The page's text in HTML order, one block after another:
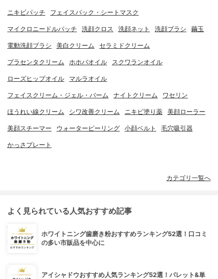
ニキビパッチ フェイスパック・シートマスク
マイクロニードルパッチ 洗顔クロス 洗顔ネット 洗顔ブラシ 繭玉
電動洗顔ブラシ 美白クリーム セラミドクリーム
プラセンタクリーム ホホバオイル スクワランオイル
ローズヒップオイル マルラオイル
フェイスクリーム・ジェル・バーム ナイトクリーム ワセリン
ほうれい線クリーム シワ改善クリーム ニキビ塗り薬 美顔ローラー
美顔スチーマー ウォーターピーリング 小顔ベルト 毛穴吸引器
かっさプレート
カテゴリ一覧へ
よく見られている人気おすすめ記事
ホワイトニング歯磨き粉おすすめランキング52選！口コミ
の多い市販品を中心に
アイシャドウおすすめ人気ランキング52選！パレット&単